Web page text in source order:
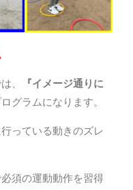
、
『イメージ通りに
グラムになります。
っている動きのズレ
須の運動動作を習得